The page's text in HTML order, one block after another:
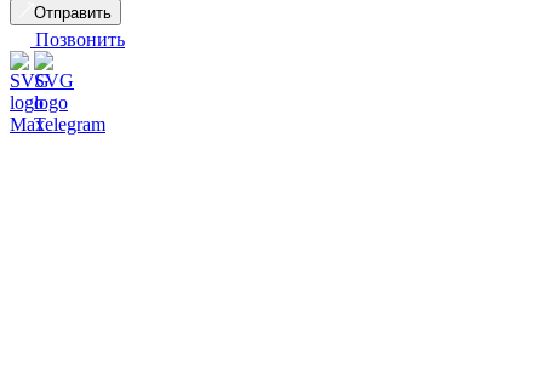
Отправить
Позвонить